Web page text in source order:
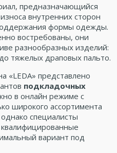
предназначающийся
внутренних сторон
формы одежды.
востребованы, они
разнообразных изделий:
тяжелых драповых пальто.
«LEDA» представлено
подкладочных
в онлайн режиме с
широкого ассортимента
специалисты
вариант под